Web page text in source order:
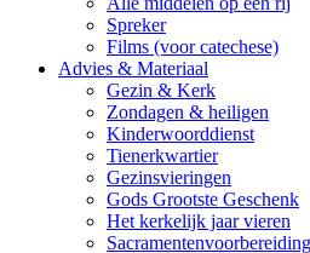
Spreker
Films (voor catechese)
Advies & Materiaal
Gezin & Kerk
Zondagen & heiligen
Kinderwoorddienst
Tienerkwartier
Gezinsvieringen
Gods Grootste Geschenk
Het kerkelijk jaar vieren
Sacramentenvoorbereiding